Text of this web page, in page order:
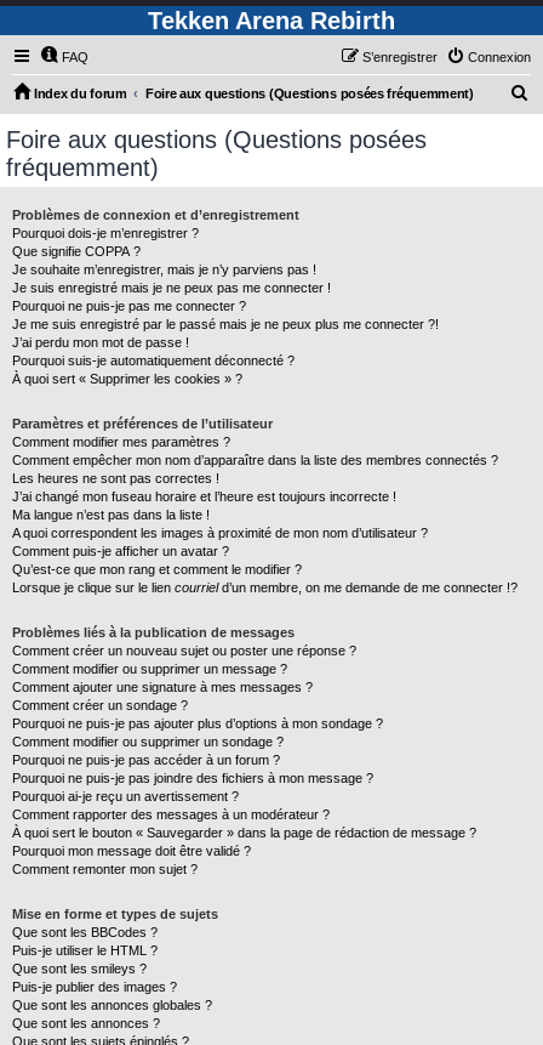
Tekken Arena Rebirth
FAQ Connexion
S’enregistrer
Index du forum Foire aux questions (Questions posées fréquemment)
Foire aux questions (Questions posées
fréquemment)
Problèmes de connexion et d’enregistrement
Pourquoi dois-je m’enregistrer ?
Que signifie COPPA ?
Je souhaite m’enregistrer, mais je n’y parviens pas !
Je suis enregistré mais je ne peux pas me connecter !
Pourquoi ne puis-je pas me connecter ?
Je me suis enregistré par le passé mais je ne peux plus me connecter ?!
J’ai perdu mon mot de passe !
Pourquoi suis-je automatiquement déconnecté ?
À quoi sert « Supprimer les cookies » ?
Paramètres et préférences de l’utilisateur
Comment modifier mes paramètres ?
Comment empêcher mon nom d’apparaître dans la liste des membres connectés ?
Les heures ne sont pas correctes !
J’ai changé mon fuseau horaire et l’heure est toujours incorrecte !
Ma langue n’est pas dans la liste !
A quoi correspondent les images à proximité de mon nom d’utilisateur ?
Comment puis-je afficher un avatar ?
Qu’est-ce que mon rang et comment le modifier ?
Lorsque je clique sur le lien courrield’un membre, on me demande de me connecter !?
Problèmes liés à la publication de messages
Comment créer un nouveau sujet ou poster une réponse ?
Comment modifier ou supprimer un message ?
Comment ajouter une signature à mes messages ?
Comment créer un sondage ?
Pourquoi ne puis-je pas ajouter plus d’options à mon sondage ?
Comment modifier ou supprimer un sondage ?
Pourquoi ne puis-je pas accéder à un forum ?
Pourquoi ne puis-je pas joindre des fichiers à mon message ?
Pourquoi ai-je reçu un avertissement ?
Comment rapporter des messages à un modérateur ?
À quoi sert le bouton « Sauvegarder » dans la page de rédaction de message ?
Pourquoi mon message doit être validé ?
Comment remonter mon sujet ?
Mise en forme et types de sujets
Que sont les BBCodes ?
Puis-je utiliser le HTML ?
Que sont les smileys ?
Puis-je publier des images ?
Que sont les annonces globales ?
Que sont les annonces ?
Que sont les sujets épinglés ?